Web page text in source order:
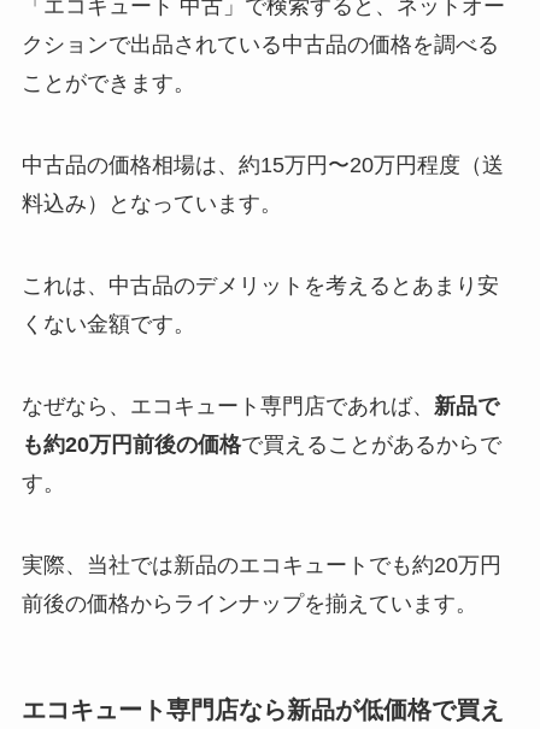
「エコキュート 中古」で検索すると、ネットオー
クションで出品されている中古品の価格を調べる
ことができます。
中古品の価格相場は、約15万円〜20万円程度（送
料込み）となっています。
これは、中古品のデメリットを考えるとあまり安
くない金額です。
なぜなら、エコキュート専門店であれば、 新品で
も約20万円前後の価格で買えることがあるからで
す。
実際、当社では新品のエコキュートでも約20万円
前後の価格からラインナップを揃えています。
エコキュート専門店なら新品が低価格で買え